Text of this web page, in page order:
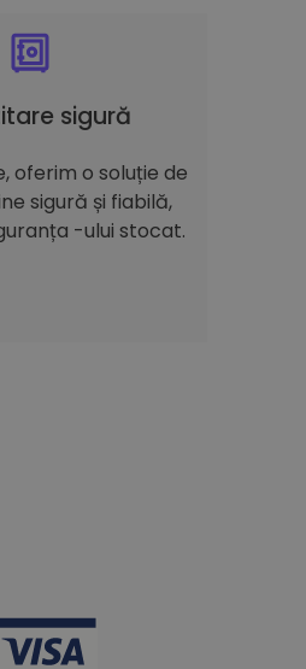
sigură
oferim o soluție de
sigură și fiabilă,
-ului stocat.